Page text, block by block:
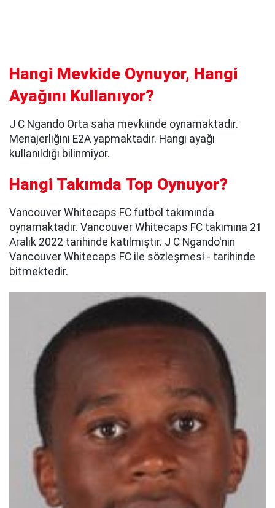
Hangi Mevkide Oynuyor, Hangi
Ayağını Kullanıyor?
J C Ngando Orta saha mevkiinde oynamaktadır.
Menajerliğini E2A yapmaktadır. Hangi ayağı
kullanıldığı bilinmiyor.
Hangi Takımda Top Oynuyor?
Vancouver Whitecaps FC futbol takımında
oynamaktadır. Vancouver Whitecaps FC takımına 21
Aralık 2022 tarihinde katılmıştır. J C Ngando'nin
Vancouver Whitecaps FC ile sözleşmesi - tarihinde
bitmektedir.